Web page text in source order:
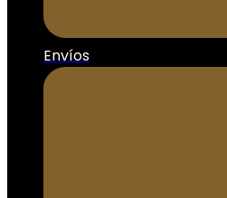
Envíos